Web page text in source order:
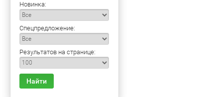
Новинка:
Спецпредложение:
Результатов на странице:
Найти